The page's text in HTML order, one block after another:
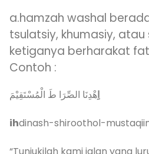
a.hamzah washal
tsulatsiy, khumasiy,
ketiganya berharakat
Contoh :
اِهْدِنَا الصِّرَا طَ الْمُسْتَقِيْمَ
ihdinash-shiroothol-